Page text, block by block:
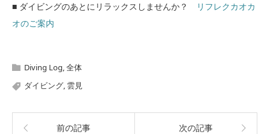
■ ダイビングのあとにリラックスしませんか？
リフレクカオカ
オのご案内
Diving Log,全体
ダイビング, 雲見
前の記事 次の記事